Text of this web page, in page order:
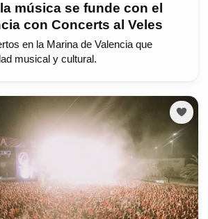
música se funde con el
con Concerts al Veles
en la Marina de Valencia que
musical y cultural.